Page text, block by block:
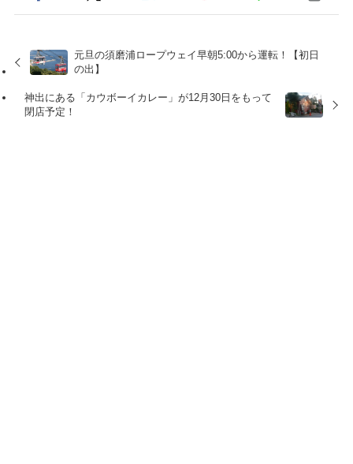
元旦の須磨浦ロープウェイ早朝5:00から運転！【初日
の出】
神出にある「カウボーイカレー」が12月30日をもって
閉店予定！